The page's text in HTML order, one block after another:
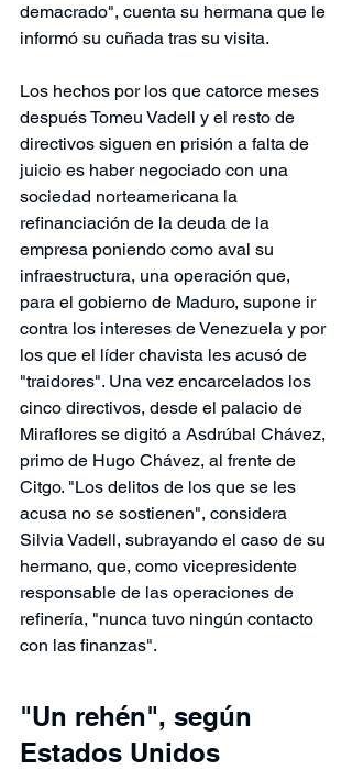
demacrado", cuenta su hermana que le
informó su cuñada tras su visita.
Los hechos por los que catorce meses
después Tomeu Vadell y el resto de
directivos siguen en prisión a falta de
juicio es haber negociado con una
sociedad norteamericana la
refinanciación de la deuda de la
empresa poniendo como aval su
infraestructura, una operación que,
para el gobierno de Maduro, supone ir
contra los intereses de Venezuela y por
los que el líder chavista les acusó de
"traidores". Una vez encarcelados los
cinco directivos, desde el palacio de
Miraflores se digitó a Asdrúbal Chávez,
primo de Hugo Chávez, al frente de
Citgo. "Los delitos de los que se les
acusa no se sostienen", considera
Silvia Vadell, subrayando el caso de su
hermano, que, como vicepresidente
responsable de las operaciones de
refinería, "nunca tuvo ningún contacto
con las finanzas".
"Un rehén", según
Estados Unidos